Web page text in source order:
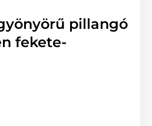
pillangó
fekete-